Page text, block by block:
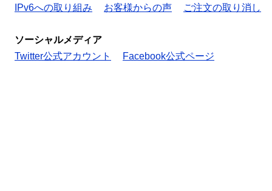
IPv6への取り組み
お客様からの声 ご注文の取り消し
ソーシャルメディア
Twitter公式アカウント
Facebook公式ページ